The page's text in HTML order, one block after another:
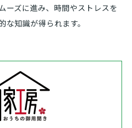
ーズに進み、時間やストレスを
知識が得られます。